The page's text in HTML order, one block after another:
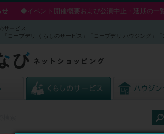
せ ◆イベント開催概要および公演中止・延期の
サービス
「コープデリ くらしのサービス」「コープデリ ハウジング」「